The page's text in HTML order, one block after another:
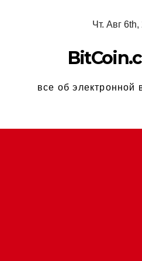
Чт. Авг 6th,
все об электронной